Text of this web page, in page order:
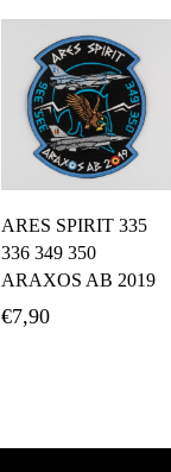
Καλάθι
ARES SPIRIT 335
336 349 350
ARAXOS AB 2019
€7,90